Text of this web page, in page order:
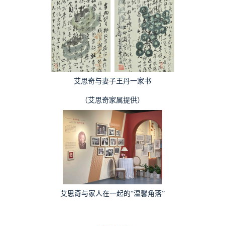
艾思奇与妻子王丹一家书
（艾思奇家属提供）
艾思奇与家人在一起的“温馨角落”